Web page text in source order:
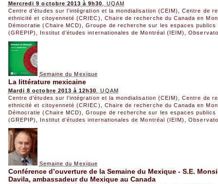
Mercredi 9 octobre 2013 à 9h30, UQAM
Centre d’études sur l’intégration et la mondialisation (CEIM) ,Centre de
ethnicité et citoyenneté (CRIEC) , Chaire de recherche du Canada en
Démocratie (Chaire MCD) ,Groupe de recherche sur les espaces
(GREPIP) , Institut d’études internationales de Montréal (IEIM) ,
Semaine du Mexique
La littérature mexicaine
Mardi 8 octobre 2013 à 12h30
, UQAM
Centre d’études sur l’intégration et la mondialisation (CEIM)
,Centre de
ethnicité et citoyenneté (CRIEC)
Chaire de recherche du Canada en
Démocratie (Chaire MCD)
,Groupe de recherche sur les espaces
(GREPIP)
Institut d’études internationales de Montréal (IEIM) ,
Semaine du Mexique
Conférence d’ouverture de la Semaine du Mexique - S.E.
Davila, ambassadeur du Mexique au Canada